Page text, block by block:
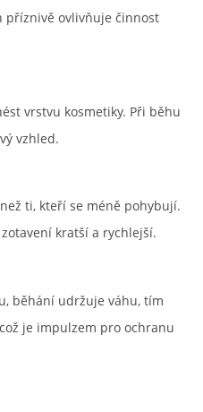
příznivě ovlivňuje činnost
vrstvu kosmetiky. Při běhu
vzhled.
ti, kteří se méně pohybují.
kratší a rychlejší.
běhání udržuje váhu, tím
je impulzem pro ochranu